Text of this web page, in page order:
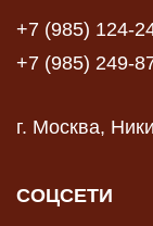
+7 (985) 124-
+7 (985) 249-
г. Москва,
СОЦСЕТИ